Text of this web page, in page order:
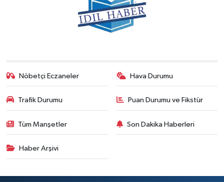
Nöbetçi Eczaneler Hava Durumu
Trafik Durumu Puan Durumu ve Fikstür
Tüm Manşetler Son Dakika Haberleri
Haber Arşivi